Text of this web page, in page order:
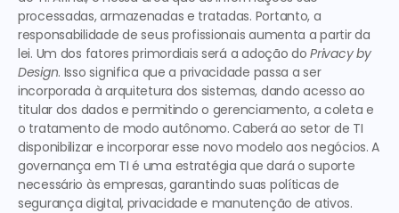
processadas, armazenadas e tratadas. Portanto, a
responsabilidade de seus profissionais aumenta a partir da
lei. Um dos fatores primordiais será a adoção do Privacy by
Design. Isso significa que a privacidade passa a ser
incorporada à arquitetura dos sistemas, dando acesso ao
titular dos dados e permitindo o gerenciamento, a coleta e
o tratamento de modo autônomo. Caberá ao setor de TI
disponibilizar e incorporar esse novo modelo aos negócios. A
governança em TI é uma estratégia que dará o suporte
necessário às empresas, garantindo suas políticas de
segurança digital, privacidade e manutenção de ativos.